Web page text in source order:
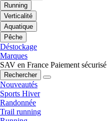
Running
Verticalité
Aquatique
Pêche
Déstockage
Marques
SAV en France Paiement sécurisé
Rechercher
Nouveautés
Sports Hiver
Randonnée
Trail running